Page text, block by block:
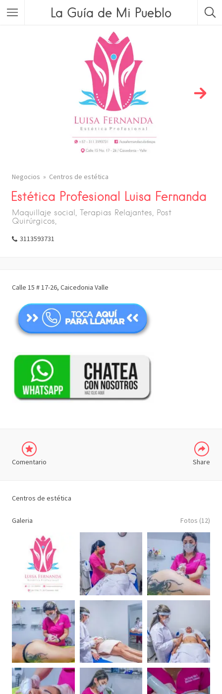
La Guía de Mi Pueblo
Negocios Centros de estética
Estética Profesional Luisa Fernanda
Maquillaje social, Terapias Relajantes, Post
Quirúrgicos,
3113593731
Calle 15 # 17-26, Caicedonia Valle
Comentario Share
Centros de estética
Galeria Fotos (12)